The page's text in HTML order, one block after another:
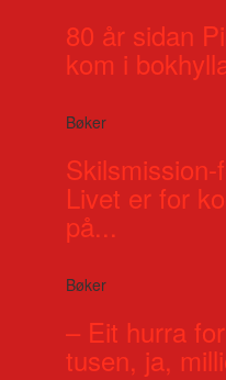
80 år sidan
kom i
Bøker
Livet er for
på...
Bøker
– Eit hurra
tusen, ja,